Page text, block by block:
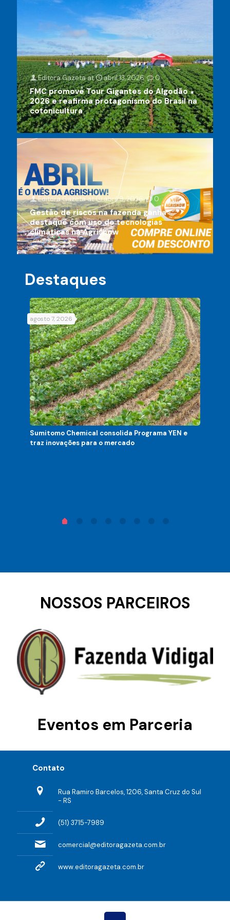
Editora Gazetaat abril 13, 2026 0
FMC promove Tour Gigantes do Algodão
2026 e reafirma protagonismo do Brasil na
cotonicultura
Editora Gazetaat abril 9, 2026 0
Gestão de riscos na fazenda ganha
destaque com uso de tecnologias
climáticas na Agrishow
Destaques
agosto 7, 2026
Sumitomo Chemical consolida Programa YEN e
traz inovações para o mercado
NOSSOS PARCEIROS
Eventos em Parceria
Contato
Rua Ramiro Barcelos, 1206, Santa Cruz do Sul
- RS
(51) 3715-7989
comercial@editoragazeta.com.br
www.editoragazeta.com.br